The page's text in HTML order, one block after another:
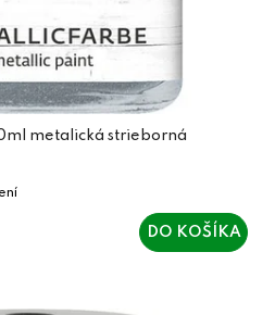
metalická strieborná
DO KOŠÍKA